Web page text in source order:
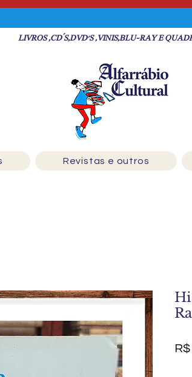
LIVROS ,CD´S,DVD'S ,VINIS,BLU-RAY E
Revistas e outros